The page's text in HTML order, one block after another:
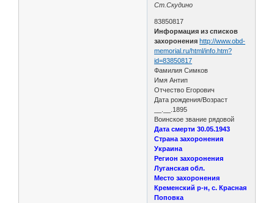
Ст.Скудино
83850817
Информация из списков
захоронения http://www.obd-
memorial.ru/html/info.htm?
id=83850817
Фамилия Симков
Имя Антип
Отчество Егорович
Дата рождения/Возраст
__.__.1895
Воинское звание рядовой
Дата смерти 30.05.1943
Страна захоронения
Украина
Регион захоронения
Луганская обл.
Место захоронения
Кременский р-н, с. Красная
Поповка